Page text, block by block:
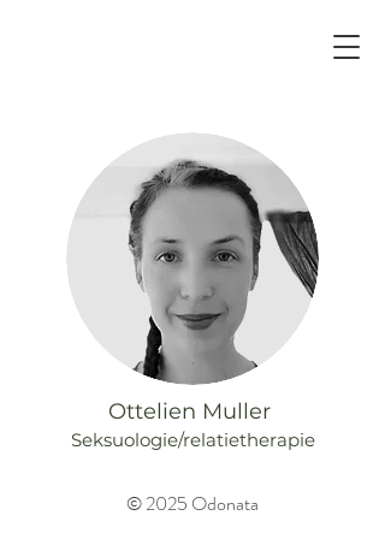
Ottelien Muller
Seksuologie/relatietherapie
© 2025 Odonata